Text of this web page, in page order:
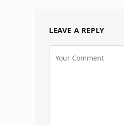
LEAVE A REPLY